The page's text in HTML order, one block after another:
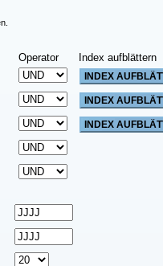
Operator Index aufblättern